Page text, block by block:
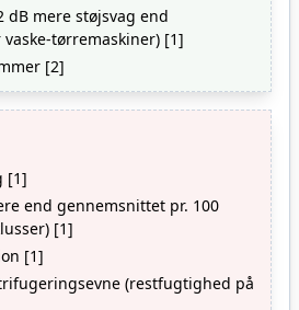
dB mere støjsvag end
tørremaskiner) [1]
[2]
[1]
end gennemsnittet pr. 100
[1]
[1]
(restfugtighed på